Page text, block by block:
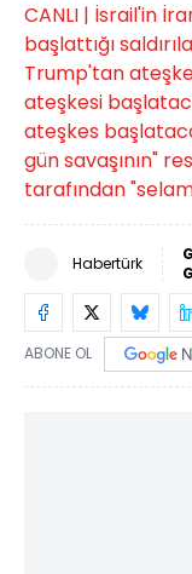
CANLI | İsrail'in
başlattığı
Trump'tan
ateşkesi
ateşkes
gün savaşının"
tarafından
Habertürk
ABONE OL